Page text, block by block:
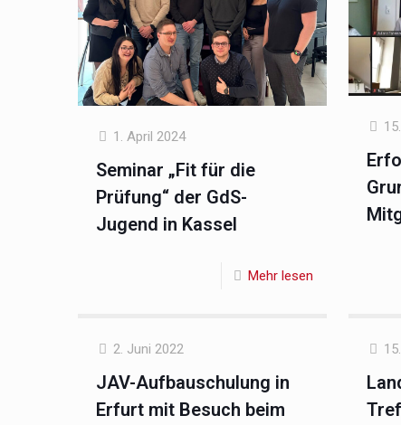
1. April 2024
Seminar „Fit für die
Prüfung“ der GdS-
Jugend in Kassel
Mehr lesen
2. Juni 2022
JAV-Aufbauschulung in
Erfurt mit Besuch beim